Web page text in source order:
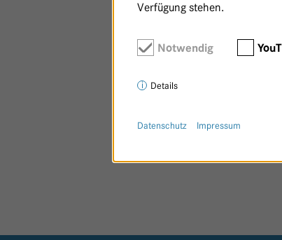
Verfügung stehen.
Notwendig
Details
Datenschutz Impressum